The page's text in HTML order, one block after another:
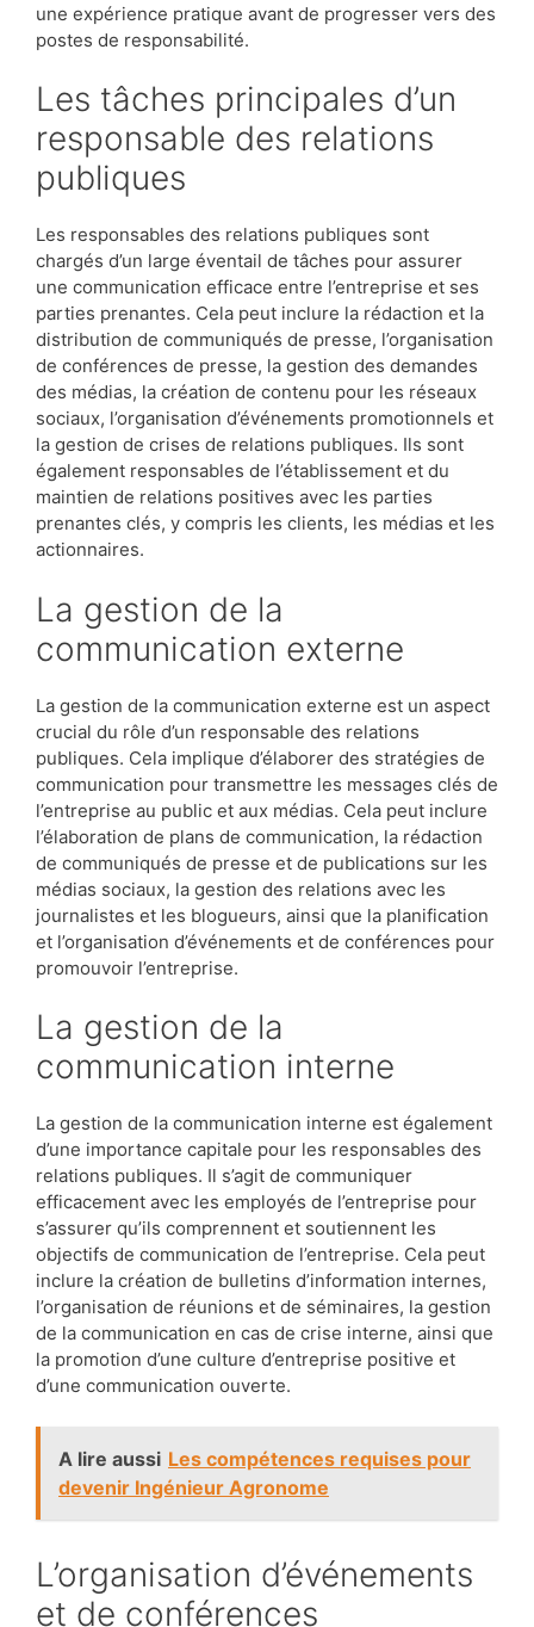
une expérience pratique avant de progresser vers des
postes de responsabilité.
Les tâches principales d’un
responsable des relations
publiques
Les responsables des relations publiques sont
chargés d’un large éventail de tâches pour assurer
une communication efficace entre l’entreprise et ses
parties prenantes. Cela peut inclure la rédaction et la
distribution de communiqués de presse, l’organisation
de conférences de presse, la gestion des demandes
des médias, la création de contenu pour les réseaux
sociaux, l’organisation d’événements promotionnels et
la gestion de crises de relations publiques. Ils sont
également responsables de l’établissement et du
maintien de relations positives avec les parties
prenantes clés, y compris les clients, les médias et les
actionnaires.
La gestion de la
communication externe
La gestion de la communication externe est un aspect
crucial du rôle d’un responsable des relations
publiques. Cela implique d’élaborer des stratégies de
communication pour transmettre les messages clés de
l’entreprise au public et aux médias. Cela peut inclure
l’élaboration de plans de communication, la rédaction
de communiqués de presse et de publications sur les
médias sociaux, la gestion des relations avec les
journalistes et les blogueurs, ainsi que la planification
et l’organisation d’événements et de conférences pour
promouvoir l’entreprise.
La gestion de la
communication interne
La gestion de la communication interne est également
d’une importance capitale pour les responsables des
relations publiques. Il s’agit de communiquer
efficacement avec les employés de l’entreprise pour
s’assurer qu’ils comprennent et soutiennent les
objectifs de communication de l’entreprise. Cela peut
inclure la création de bulletins d’information internes,
l’organisation de réunions et de séminaires, la gestion
de la communication en cas de crise interne, ainsi que
la promotion d’une culture d’entreprise positive et
d’une communication ouverte.
A lire aussi Les compétences requises pour
devenir Ingénieur Agronome
L’organisation d’événements
et de conférences